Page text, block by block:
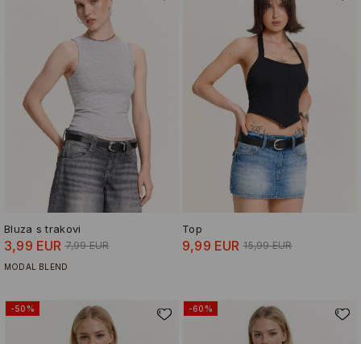
Bluza s trakovi
3,99 EUR 7,99 EUR
MODAL BLEND
Top
9,99 EUR 15,99 EUR
-50% -60%